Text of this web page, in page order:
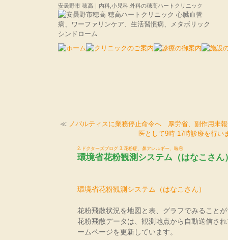
安曇野市 穂高｜内科,小児科,外科の穂高ハートクリニック
≪ ノバルティスに業務停止命令へ 厚労省、副作用未
医として9時-17時診療を行い
2.ドクターズブログ 3.花粉症、鼻アレルギー、喘息
環境省花粉観測システム（はなこさん
環境省花粉観測システム（はなこさん）
花粉飛散状況を地図と表、グラフでみること
花粉飛散データは、観測地点から自動送信さ
ームページを更新しています。